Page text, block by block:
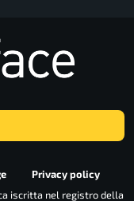
Privacy policy
iscritta nel registro della